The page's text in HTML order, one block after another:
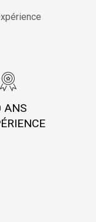
ANS